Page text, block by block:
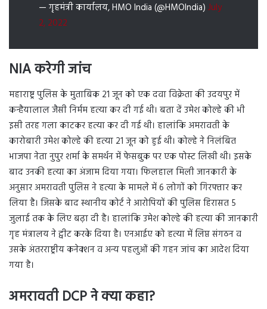
— गृहमंत्री कार्यालय, HMO India (@HMOIndia) July
2, 2022
NIA करेगी जांच
महाराष्ट्र पुलिस के मुताबिक 21 जून को एक दवा विक्रेता की उदयपुर में
कन्हैयालाल जैसी निर्मम हत्या कर दी गई थी। बता दें उमेश कोल्हे की भी
इसी तरह गला काटकर हत्या कर दी गई थी। हालांकि अमरावती के
कारोबारी उमेश कोल्हे की हत्या 21 जून को हुई थी। कोल्हे ने निलंबित
भाजपा नेता नुपुर शर्मा के समर्थन में फेसबुक पर एक पोस्ट लिखी थी। इसके
बाद उनकी हत्या का अंजाम दिया गया। फिलहाल मिली जानकारी के
अनुसार अमरावती पुलिस ने हत्या के मामले में 6 लोगों को गिरफ्तार कर
लिया है। जिसके बाद स्थानीय कोर्ट ने आरोपियों की पुलिस हिरासत 5
जुलाई तक के लिए बढ़ा दी है। हालांकि उमेश कोल्हे की हत्या की जानकारी
गृह मंत्रालय ने ट्वीट करके दिया है। एनआईए को हत्या में लिप्त संगठन व
उसके अंतरराष्ट्रीय कनेक्शन व अन्य पहलुओं की गहन जांच का आदेश दिया
गया है।
अमरावती DCP ने क्या कहा?